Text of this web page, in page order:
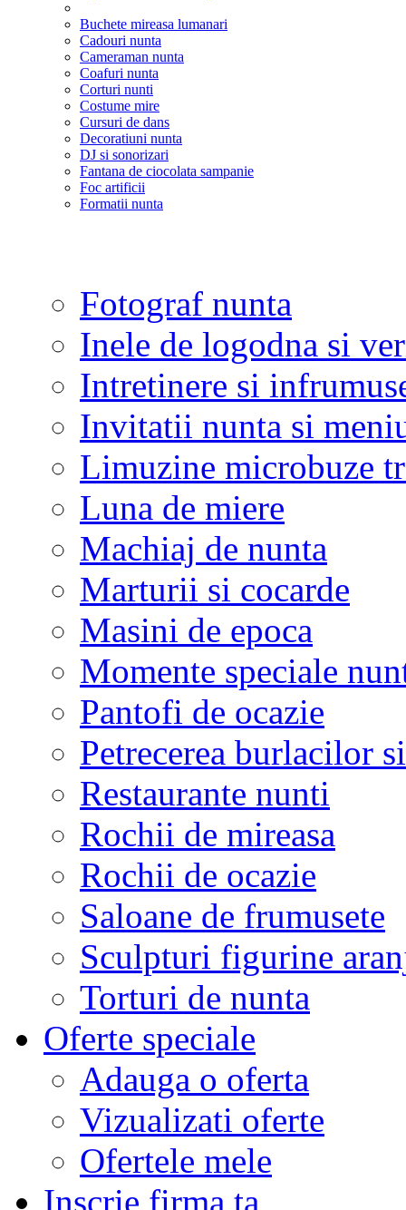
Buchete mireasa lumanari
Cadouri nunta
Cameraman nunta
Coafuri nunta
Corturi nunti
Costume mire
Cursuri de dans
Decoratiuni nunta
DJ si sonorizari
Fantana de ciocolata sampanie
Foc artificii
Formatii nunta
Fotograf nunta
Inele de logodna si
Intretinere si
Invitatii nunta si
Limuzine microbuze
Luna de miere
Machiaj de nunta
Marturii si cocarde
Masini de epoca
Momente speciale
Pantofi de ocazie
Petrecerea burlacilor
Restaurante nunti
Rochii de mireasa
Rochii de ocazie
Saloane de frumusete
Sculpturi figurine
Torturi de nunta
Oferte speciale
Adauga o oferta
Vizualizati oferte
Ofertele mele
Inscrie firma ta